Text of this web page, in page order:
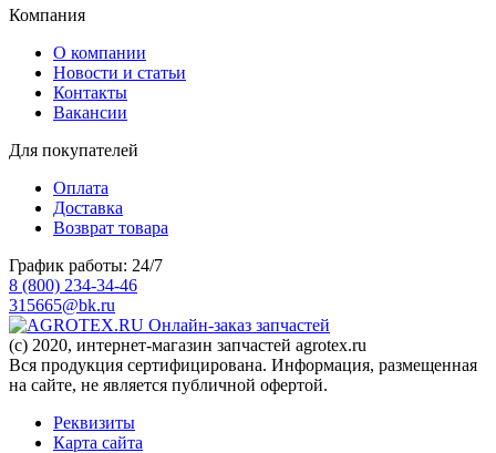
Компания
О компании
Новости и статьи
Контакты
Вакансии
Для покупателей
Оплата
Доставка
Возврат товара
График работы: 24/7
8 (800) 234-34-46
315665@bk.ru
Онлайн-заказ запчастей
(c) 2020, интернет-магазин запчастей agrotex.ru
Вся продукция сертифицирована. Информация, размещенная
на сайте, не является публичной офертой.
Реквизиты
Карта сайта